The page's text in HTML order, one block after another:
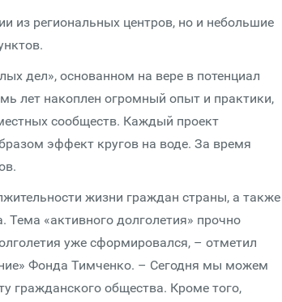
из региональных центров, но и небольшие
дел», основанном на вере в потенциал
лет накоплен огромный опыт и практики,
сообществ. Каждый проект
эффект кругов на воде. За время
жизни граждан страны, а также
«активного долголетия» прочно
уже сформировался, – отметил
Фонда Тимченко. – Сегодня мы можем
гражданского общества. Кроме того,